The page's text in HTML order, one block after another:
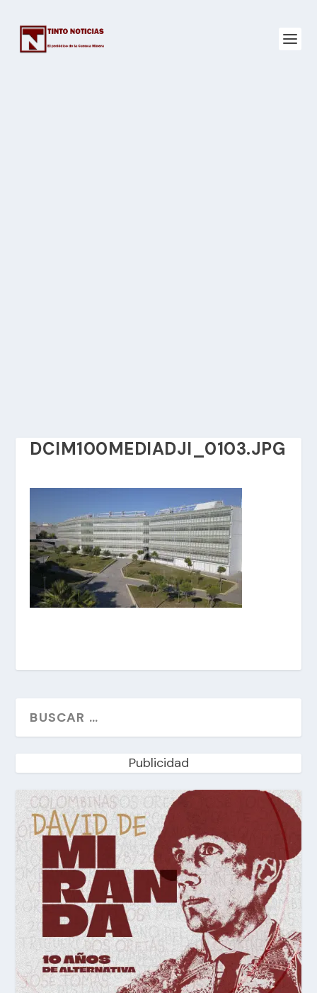
DCIM100MEDIADJI_0103.JPG
Publicidad